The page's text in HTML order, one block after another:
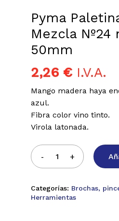
Pyma
Mezcla Nº24
50mm
2,26 € I.V.A.
Mango madera haya
azul.
Fibra color vino tinto.
Virola latonada.
Categorías: Brochas,
Herramientas